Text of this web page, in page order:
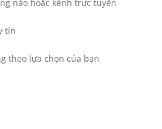
nào hoặc kênh trực tuyến
tín
theo lựa chọn của bạn